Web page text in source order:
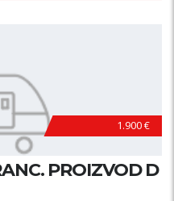
1.900 €
PROIZVOD D